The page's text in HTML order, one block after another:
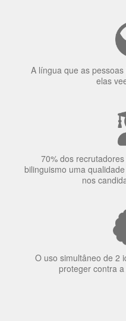
A língua que as
elas
70% dos
bilinguismo uma
O uso simultâneo de 2
proteger contra